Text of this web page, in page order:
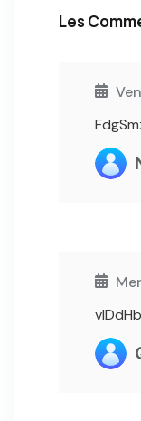
Les